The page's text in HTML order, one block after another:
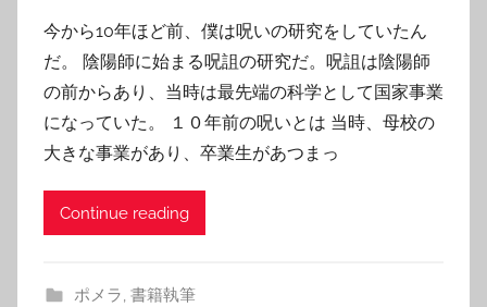
今から10年ほど前、僕は呪いの研究をしていたん
だ。 陰陽師に始まる呪詛の研究だ。呪詛は陰陽師
の前からあり、当時は最先端の科学として国家事業
になっていた。 １０年前の呪いとは 当時、母校の
大きな事業があり、卒業生があつまっ
Continue reading
ポメラ, 書籍執筆